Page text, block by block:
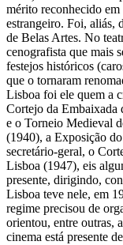
mérito reconhecido
estrangeiro. Foi, aliás,
de Belas Artes. No
cenografista que mais
festejos históricos
que o tornaram
Lisboa foi ele quem a
Cortejo da
e o Torneio Medieval
(1940), a Exposição
secretário-geral, o
Lisboa (1947), eis
presente, dirigindo,
Lisboa teve nele, em
regime precisou de
orientou, entre outras,
cinema está presente